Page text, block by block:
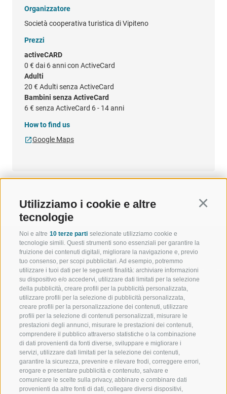
Utilizziamo i cookie e altre
tecnologie
Noi e altre 10 terze parti selezionate utilizziamo cookie e
tecnologie simili. Questi strumenti sono essenziali per garantire la
fruizione dei contenuti digitali, migliorare la navigazione e, previo
tuo consenso, per scopi pubblicitari. Ad esempio, potremmo
utilizzare i tuoi dati per le seguenti finalità: archiviare informazioni
su dispositivo e/o accedervi, utilizzare dati limitati per la selezione
della pubblicità, creare profili per la pubblicità personalizzata,
utilizzare profili per la selezione di pubblicità personalizzata,
creare profili per la personalizzazione dei contenuti, utilizzare
profili per la selezione di contenuti personalizzati, misurare le
prestazioni degli annunci, misurare le prestazioni dei contenuti,
comprendere il pubblico attraverso statistiche o la combinazione
di dati provenienti da fonti diverse, sviluppare e migliorare i
servizi, utilizzare dati limitati per la selezione dei contenuti,
garantire la sicurezza, prevenire e rilevare frodi, correggere errori,
erogare e presentare pubblicità e contenuto, salvare e
comunicare le scelte sulla privacy, abbinare e combinare dati
provenienti da altre fonti di dati, collegare diversi dispositivi,
Organizzatore
Società cooperativa turistica di Vipiteno
Prezzi
activeCARD
0 € dai 6 anni con ActiveCard
Adulti
20 € Adulti senza ActiveCard
Bambini senza ActiveCard
6 € senza ActiveCard 6 - 14 anni
How to find us
Google Maps
BENVENUTI NELLA REGIONE
TURISTICA DI RACINES
VAL GIOVO
VAL RACINES
VAL RIDANNA
IMPIANTI DI RISALITA
SPORT E
MOMENTI
SCIARE
ESCURSIONI
ALTA
BIKE